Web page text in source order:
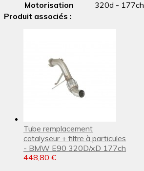
Motorisation
320d - 177ch
Produit associés :
Tube remplacement
catalyseur + filtre à particules
- BMW E90 320D/xD 177ch
448,80 €